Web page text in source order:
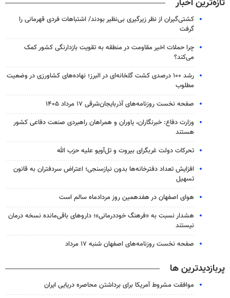
کشتی‌گیران از نظر زیرگیری بی‌نظیر بودند/ اشتباهات فردی قهرمانی را
گرفت
چرا حملات اخیر مقاومت در منطقه به تقویت بازدارنگی کشور کمک
می‌کند؟
رشد ۱۰۰ درصدی کشت گلخانه‌ای در البرز؛ نهاده‌های کشاورزی در وضعیت
مطلوب
صفحه نخست روزنامه‌های آذربایجان‌شرقی ۱۷ مرداد ۱۴۰۵
وزارت دفاع: خبرنگاران، یاوران و همراهان راهبردی صنعت دفاعی کشور
هستند
تحرکات دولت غربگرای بیروت و تل‌آویو علیه حزب الله
افزایش تعداد دفترخانه‌ها بدون نیازسنجی؛ اعتراض سردفتران به قانون
تسهیل
هوای اصفهان در هفدهمین روز مردادماه سالم است
هشدار نسبت به «فرهنگ خوددرمانی»؛ داروهای باقی‌مانده نسخه درمان
نیستند
صفحه نخست روزنامه‌های اصفهان شنبه ۱۷ مرداد
پربازدیدترین ها
موافقت مشروط آمریکا برای برداشتن محاصره دریایی ایران